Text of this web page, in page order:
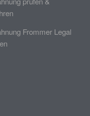
Frommer Legal